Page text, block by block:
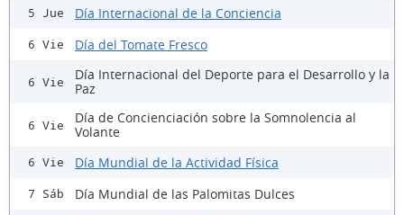
5 Jue Día Internacional de la Conciencia
6 Vie Día del Tomate Fresco
6 Vie
Día Internacional del Deporte para el Desarrollo y la
Paz
6 Vie
Día de Concienciación sobre la Somnolencia al
Volante
6 Vie Día Mundial de la Actividad Física
7 Sáb Día Mundial de las Palomitas Dulces